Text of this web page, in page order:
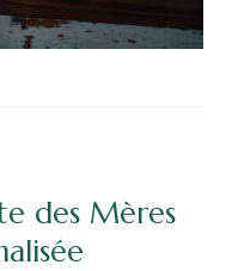
des Mères